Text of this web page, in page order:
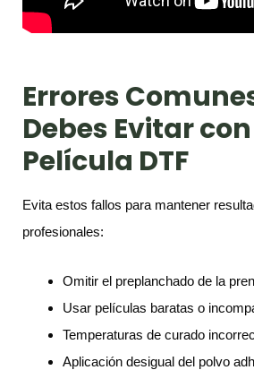
Errores
Debes Evitar
Película DTF
Evita estos fallos para mantener
profesionales:
Omitir el preplanchado de la
Usar películas baratas o
Temperaturas de curado
Aplicación desigual del polvo